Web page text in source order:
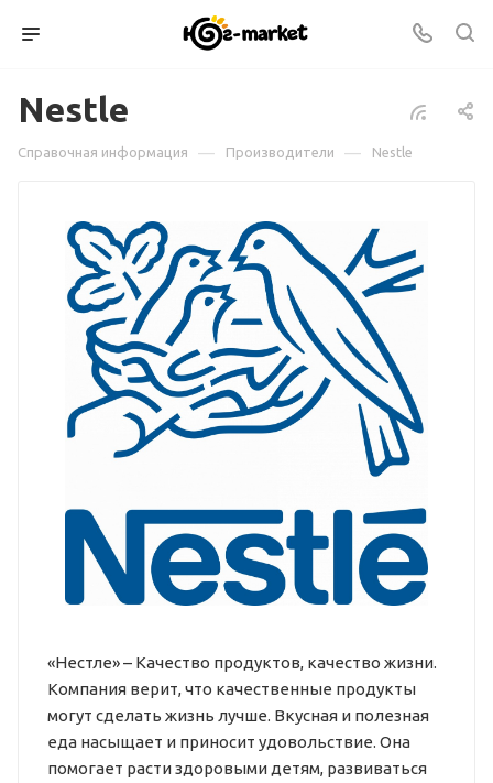
Nestle
Справочная информация — Производители — Nestle
«Нестле» – Качество продуктов, качество жизни.
Компания верит, что качественные продукты
могут сделать жизнь лучше. Вкусная и полезная
еда насыщает и приносит удовольствие. Она
помогает расти здоровыми детям, развиваться